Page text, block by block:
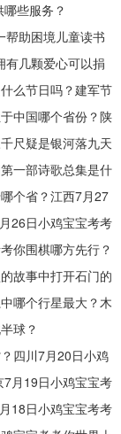
些服务？
帮助困境儿童读书
有几颗爱心可以捐
么节日吗？建军节
中国哪个省份？陕
尺疑是银河落九天
一部诗歌总集是什
个省？江西7月27
26日小鸡宝宝考考
你围棋哪方先行？
故事中打开石门的
哪个行星最大？木
球？
四川7月20日小鸡
月19日小鸡宝宝考
18日小鸡宝宝考考